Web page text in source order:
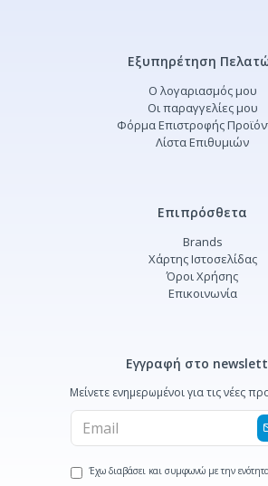
Εξυπηρέτηση
Ο λογαριασμός μου
Οι παραγγελίες μου
Φόρμα Επιστροφής
Λίστα Επιθυμιών
Επιπρόσθετα
Brands
Χάρτης Ιστοσελίδας
Όροι Χρήσης
Επικοινωνία
Εγγραφή στο
Μείνετε ενημερωμένοι για τις νέες
Έχω διαβάσει και συμφωνώ με την